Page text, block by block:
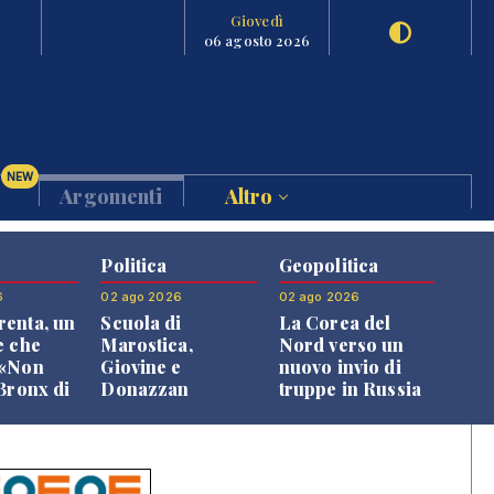
Giovedì
06 agosto 2026
NEW
Argomenti Altro
un
che
di
Politica
02 ago 2026
Scuola di
Marostica,
Giovine e
Donazzan
Geopolitica
02 ago 2026
La Corea del
Nord verso un
nuovo invio di
truppe in Russia